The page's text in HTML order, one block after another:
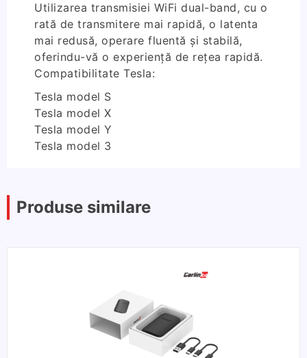
Utilizarea transmisiei WiFi dual-band, cu o
rată de transmitere mai rapidă, o latenta
mai redusă, operare fluentă și stabilă,
oferindu-vă o experiență de rețea rapidă.
Compatibilitate Tesla:
Tesla model S
Tesla model X
Tesla model Y
Tesla model 3
Produse similare